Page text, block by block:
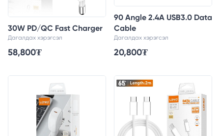
30W PD/QC Fast Charger
Дагалдах хэрэгсэл
58,800₮
90 Angle 2.4A USB3.0 Data
Cable
Дагалдах хэрэгсэл
20,800₮